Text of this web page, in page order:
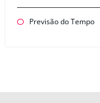
Previsão do Tempo